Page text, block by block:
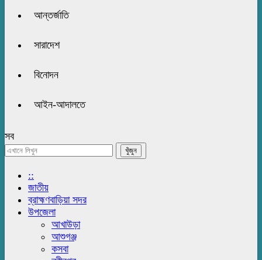
আন্তর্জাতি
সারাদেশ
বিনোদন
আইন-আদালতে
সব
::
জাতীয়
ব্রাহ্মণবাড়িয়া সদর
উপজেলা
আখাউড়া
আশুগঞ্জ
কসবা